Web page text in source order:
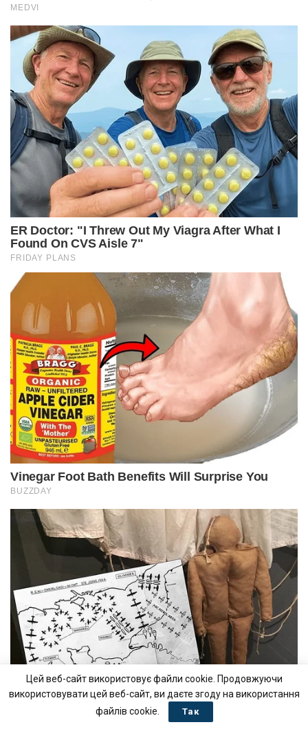
Цей веб-сайт використовує файли cookie. Продовжуючи
використовувати цей веб-сайт, ви даєте згоду на використання
файлів cookie.
Так